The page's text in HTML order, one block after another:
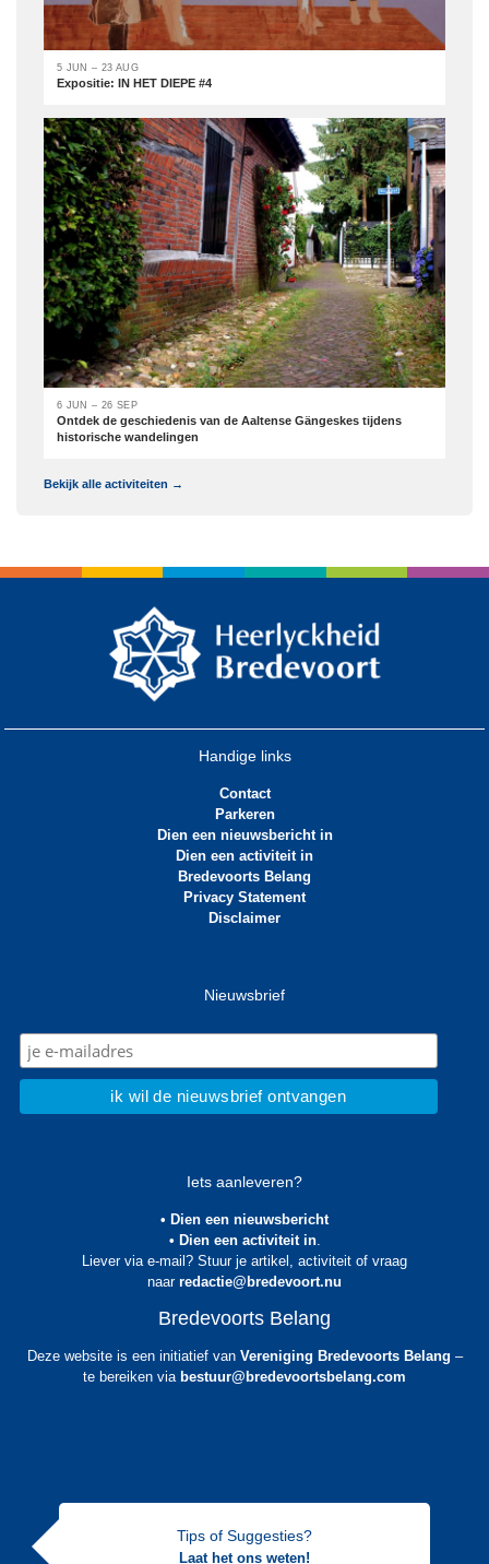
5 JUN – 23 AUG
Expositie: IN HET DIEPE #4
6 JUN – 26 SEP
Ontdek de geschiedenis van de Aaltense Gängeskes tijdens
historische wandelingen
Bekijk alle activiteiten →
Handige links
Contact
Parkeren
Dien een nieuwsbericht in
Dien een activiteit in
Bredevoorts Belang
Privacy Statement
Disclaimer
Nieuwsbrief
Iets aanleveren?
• Dien een nieuwsbericht
• Dien een activiteit in.
Liever via e-mail? Stuur je artikel, activiteit of vraag
naar redactie@bredevoort.nu
Bredevoorts Belang
Deze website is een initiatief van Vereniging Bredevoorts Belang –
te bereiken via bestuur@bredevoortsbelang.com
Tips of Suggesties?
Laat het ons weten!